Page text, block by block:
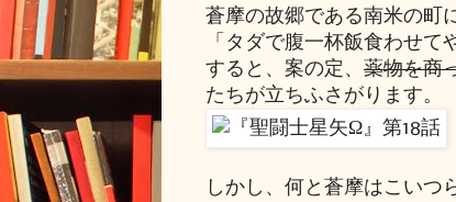
蒼摩の故郷である南米の町
「タダで腹一杯飯食わせて
すると、案の定、 薬物を商
たちが立ちふさがります。
しかし、何と蒼摩はこいつ